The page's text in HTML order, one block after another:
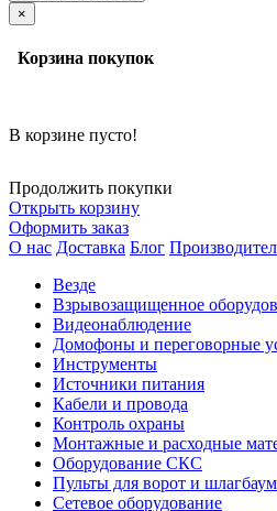
×
Корзина покупок
В корзине пусто!
Продолжить покупки
Открыть корзину
Оформить заказ
О нас Доставка Блог
Везде
Взрывозащищенное
Видеонаблюдение
Домофоны и переговорные
Инструменты
Источники питания
Кабели и провода
Контроль охраны
Монтажные и расходные
Оборудование СКС
Пульты для ворот и
Сетевое оборудование